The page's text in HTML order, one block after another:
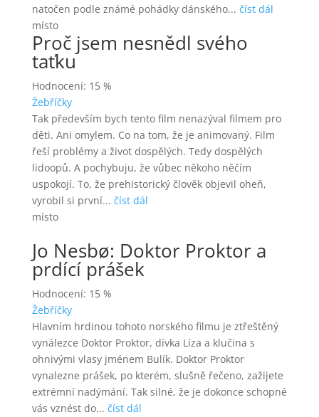
natočen podle známé pohádky dánského... číst dál
místo
Proč jsem nesnědl svého
taťku
Hodnocení: 15 %
Žebříčky
Tak především bych tento film nenazýval filmem pro
děti. Ani omylem. Co na tom, že je animovaný. Film
řeší problémy a život dospělých. Tedy dospělých
lidoopů. A pochybuju, že vůbec někoho něčím
uspokojí. To, že prehistorický člověk objevil oheň,
vyrobil si první... číst dál
místo
Jo Nesbø: Doktor Proktor a
prdící prášek
Hodnocení: 15 %
Žebříčky
Hlavním hrdinou tohoto norského filmu je ztřeštěný
vynálezce Doktor Proktor, dívka Líza a klučina s
ohnivými vlasy jménem Bulík. Doktor Proktor
vynalezne prášek, po kterém, slušně řečeno, zažijete
extrémní nadýmání. Tak silné, že je dokonce schopné
vás vznést do... číst dál